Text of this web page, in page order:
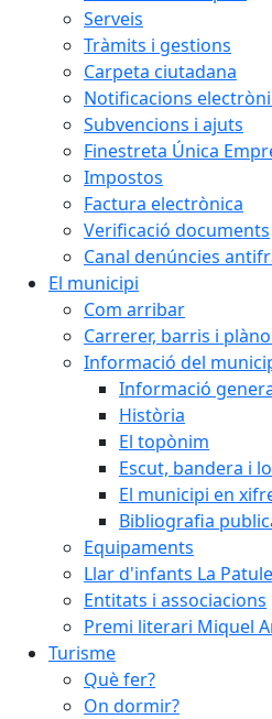
Serveis
Tràmits i gestions
Carpeta ciutadana
Notificacions
Subvencions i ajuts
Finestreta Única
Impostos
Factura electrònica
Verificació documents
Canal denúncies
El municipi
Com arribar
Carrerer, barris i
Informació del
Informació
Història
El topònim
Escut, bandera i
El municipi en
Bibliografia
Equipaments
Llar d'infants La
Entitats i associacions
Premi literari Miquel
Turisme
Què fer?
On dormir?